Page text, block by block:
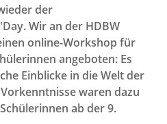
der
Wir an der HDBW
online-Workshop für
angeboten: Es
Einblicke in die Welt der
waren dazu
ab der 9.